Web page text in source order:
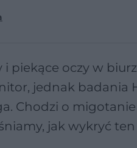
i piekące oczy w
jednak badania
Chodzi o
jak wykryć